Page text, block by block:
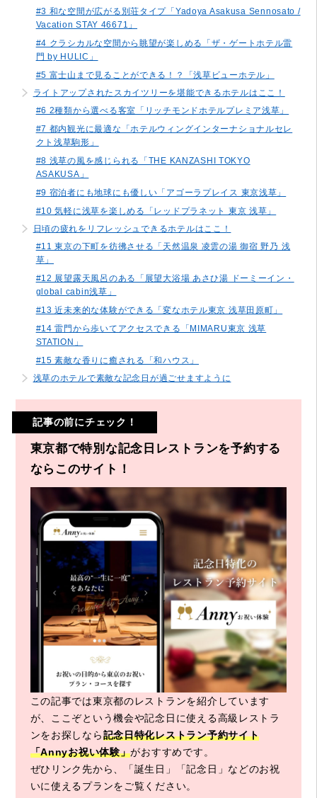
#3 和な空間が広がる別荘タイプ「Yadoya Asakusa Sennosato /
Vacation STAY 46671」
#4 クラシカルな空間から眺望が楽しめる「ザ・ゲートホテル雷
門 by HULIC」
#5 富士山まで見ることができる！？「浅草ビューホテル」
ライトアップされたスカイツリーを堪能できるホテルはここ！
#6 2種類から選べる客室「リッチモンドホテルプレミア浅草」
#7 都内観光に最適な「ホテルウィングインターナショナルセレ
クト浅草駒形」
#8 浅草の風を感じられる「THE KANZASHI TOKYO
ASAKUSA」
#9 宿泊者にも地球にも優しい「アゴーラプレイス 東京浅草」
#10 気軽に浅草を楽しめる「レッドプラネット 東京 浅草」
日頃の疲れをリフレッシュできるホテルはここ！
#11 東京の下町を彷彿させる「天然温泉 凌雲の湯 御宿 野乃 浅
草」
#12 展望露天風呂のある「展望大浴場 あさひ湯 ドーミーイン・
global cabin浅草」
#13 近未来的な体験ができる「変なホテル東京 浅草田原町」
#14 雷門から歩いてアクセスできる「MIMARU東京 浅草
STATION」
#15 素敵な香りに癒される「和ハウス」
浅草のホテルで素敵な記念日が過ごせますように
記事の前にチェック！
東京都で特別な記念日レストランを予約する
ならこのサイト！
この記事では東京都のレストランを紹介しています
が、ここぞという機会や記念日に使える高級レストラ
ンをお探しなら記念日特化レストラン予約サイト
「Annyお祝い体験」がおすすめです。
ぜひリンク先から、「誕生日」「記念日」などのお祝
いに使えるプランをご覧ください。